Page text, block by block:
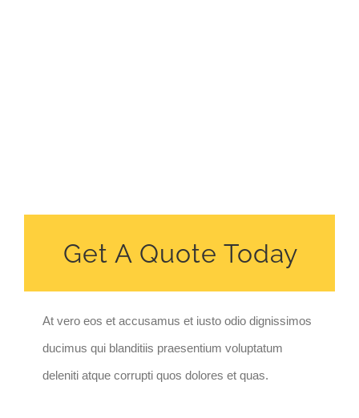
Get A Quote Today
At vero eos et accusamus et iusto odio dignissimos
ducimus qui blanditiis praesentium voluptatum
deleniti atque corrupti quos dolores et quas.